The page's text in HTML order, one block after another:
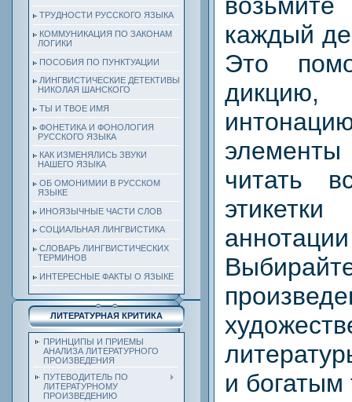
ТРУДНОСТИ РУССКОГО ЯЗЫКА
КОММУНИКАЦИЯ ПО ЗАКОНАМ
ЛОГИКИ
ПОСОБИЯ ПО ПУНКТУАЦИИ
ЛИНГВИСТИЧЕСКИЕ ДЕТЕКТИВЫ
НИКОЛАЯ ШАНСКОГО
ТЫ И ТВОЕ ИМЯ
ФОНЕТИКА И ФОНОЛОГИЯ
РУССКОГО ЯЗЫКА
КАК ИЗМЕНЯЛИСЬ ЗВУКИ
НАШЕГО ЯЗЫКА
ОБ ОМОНИМИИ В РУССКОМ
ЯЗЫКЕ
ИНОЯЗЫЧНЫЕ ЧАСТИ СЛОВ
СОЦИАЛЬНАЯ ЛИНГВИСТИКА
СЛОВАРЬ ЛИНГВИСТИЧЕСКИХ
ТЕРМИНОВ
ИНТЕРЕСНЫЕ ФАКТЫ О ЯЗЫКЕ
ЛИТЕРАТУРНАЯ КРИТИКА
ПРИНЦИПЫ И ПРИЕМЫ
АНАЛИЗА ЛИТЕРАТУРНОГО
ПРОИЗВЕДЕНИЯ
ПУТЕВОДИТЕЛЬ ПО
ЛИТЕРАТУРНОМУ
ПРОИЗВЕДЕНИЮ
каждый
Это
читать
и богатым